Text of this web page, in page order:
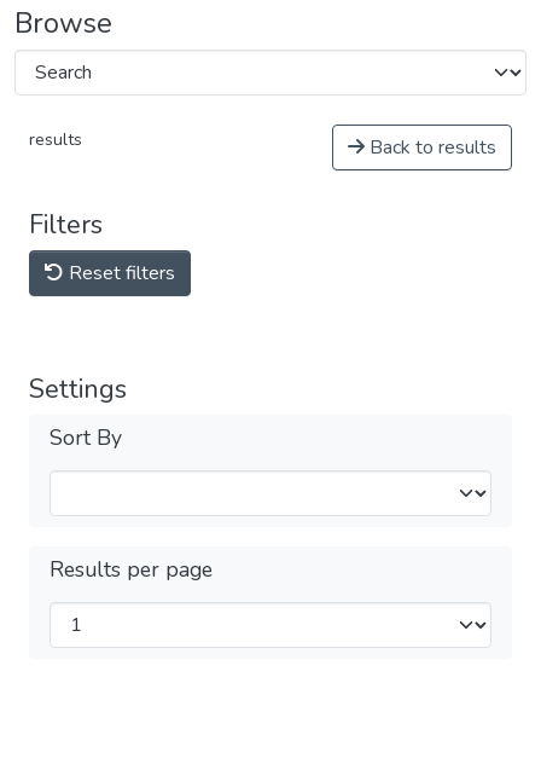
Browse
results Back to results
Filters
Reset filters
Settings
Sort By
Results per page